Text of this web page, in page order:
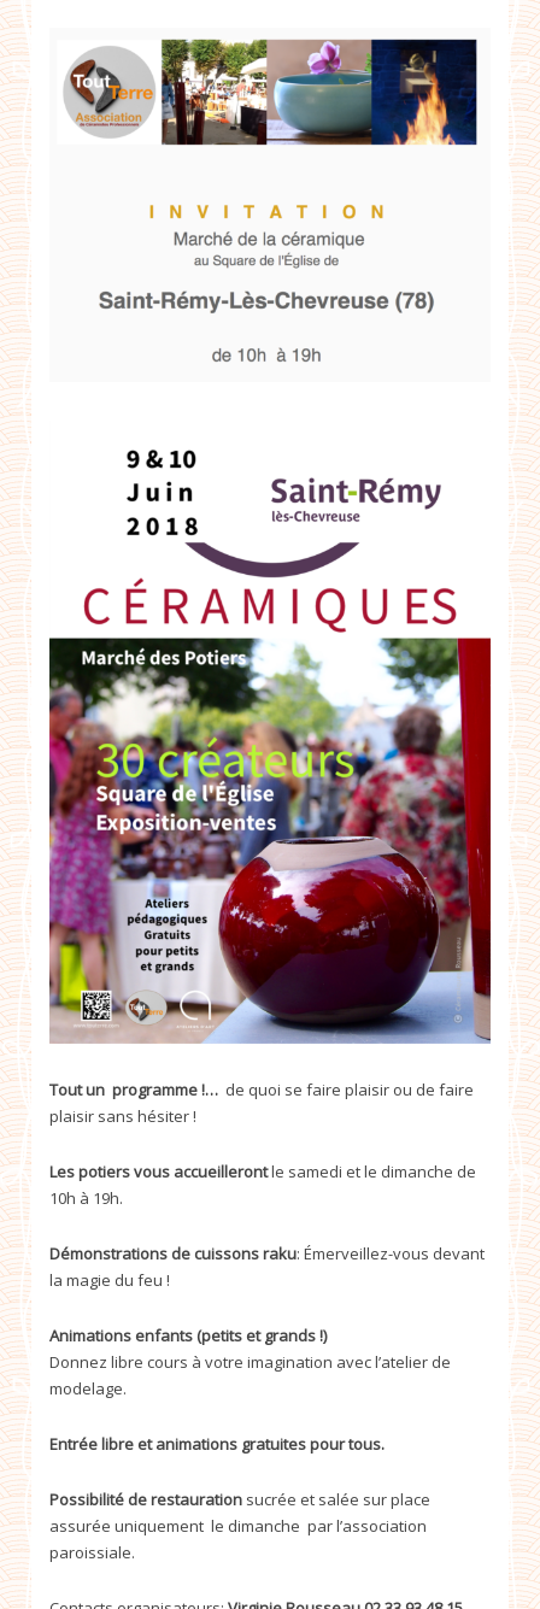
Tout un programme !… de quoi se faire plaisir ou de faire
plaisir sans hésiter !
Les potiers vous accueillerontle samedi et le dimanche de
10h à 19h.
Démonstrations de cuissons raku: Émerveillez-vous devant
la magie du feu !
Animations enfants (petits et grands !)
Donnez libre cours à votre imagination avec l’atelier de
modelage.
Entrée libre et animations gratuites pour tous.
Possibilité de restauration sucrée et salée sur place
assurée uniquement le dimanche par l’association
paroissiale.